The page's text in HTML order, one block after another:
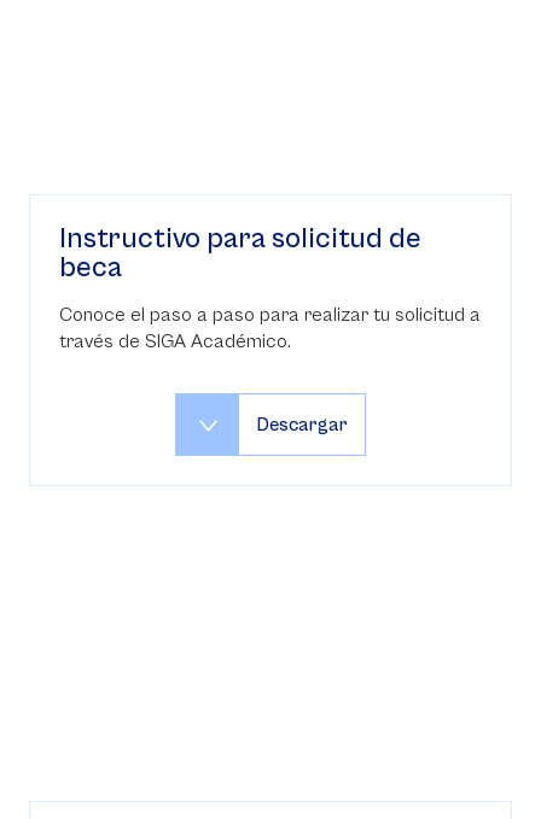
Instructivo para solicitud de
beca
Conoce el paso a paso para realizar tu solicitud a
través de SIGA Académico.
Descargar